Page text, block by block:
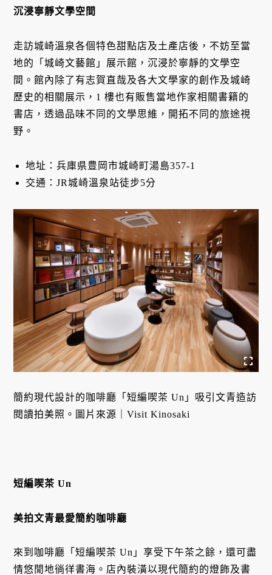
沉浸寧靜文學空間
走訪城崎溫泉各個特色甜點店及土產店後，不妨至當
地的「城崎文藝館」展示館，沉浸於寧靜的文學空
間。館內除了有志賀直哉及各大文學家的創作及城崎
歷史的相關展示，1 樓也有販售當地作家相關書籍的
書店，透過品味不同的文學思維，開拓不同的旅途視
野。
地址：兵庫県豊岡市城崎町湯島357-1
交通：JR城崎溫泉站徒步5分
簡約現代設計的咖啡廳「短編喫茶 Un」吸引文青造訪
閱讀拍美照。圖片來源｜Visit Kinosaki
短編喫茶 Un
美拍文青最愛簡約咖啡廳
來到咖啡廳「短編喫茶 Un」享受下午茶之餘，還可盡
情悠閒地徜徉書海。店內裝潢以現代簡約的燈飾及書